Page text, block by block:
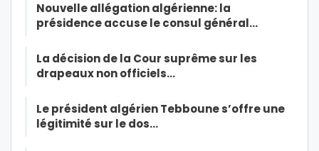
Nouvelle allégation algérienne: la
présidence accuse le consul général…
La décision de la Cour suprême sur les
drapeaux non officiels…
Le président algérien Tebboune s’offre une
légitimité sur le dos…